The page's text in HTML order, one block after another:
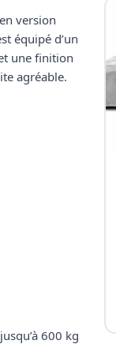
version
équipé d’un
une finition
agréable.
600 kg